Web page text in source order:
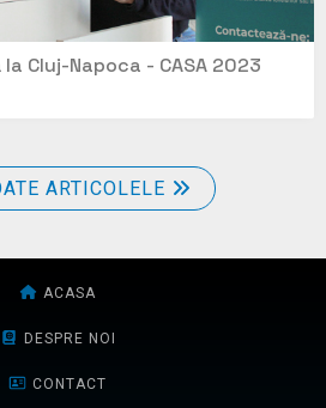
Cluj-Napoca - CASA 2023
ARTICOLELE
ACASA
DESPRE NOI
CONTACT